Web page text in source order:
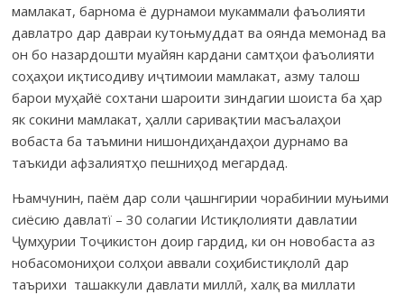
мамлакат, барнома ё дурнамои му­каммали фаъолияти
давлатро дар давраи кутоњмуддат ва оянда ме­монад ва
он бо назардошти муайян кардани самтҳои фаъолияти
соҳаҳои иқ­тисодиву иҷтимоии мамлакат, азму талош
барои муҳайё сохтани ша­роити зиндагии шоиста ба ҳар
як сокини мамлакат, ҳалли саривақтии масъ­а­лаҳои
вобаста ба таъмини нишондиҳандаҳои дурнамо ва
таъкиди аф­залиятҳо пешниҳод мегардад.
Њамчунин, паём дар соли ҷашнгирии чорабинии муњими
сиёсию дав­­латї – 30 солагии Истиқлолияти дав­­латии
Ҷумҳурии Тоҷикистон до­ир гардид, ки он новобаста аз
нобасомониҳои солҳои аввали соҳибис­тиқ­лолӣ дар
таърихи ташаккули давлати миллӣ, халқ ва миллати